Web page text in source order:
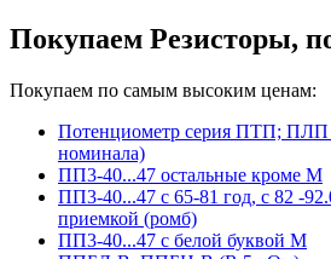
Покупаем Резисторы,
Покупаем по самым высоким ценам:
Потенциометр серия ПТП; ПЛП
номинала)
ПП3-40...47 остальные кроме М
ПП3-40...47 с 65-81 год, с 82 -
приемкой (ромб)
ПП3-40...47 с белой буквой М